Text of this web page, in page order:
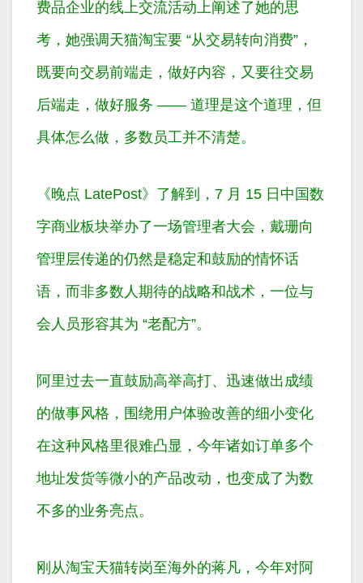
费品企业的线上交流活动上阐述了她的思
考，她强调天猫淘宝要 “从交易转向消费”，
既要向交易前端走，做好内容，又要往交易
后端走，做好服务 —— 道理是这个道理，但
具体怎么做，多数员工并不清楚。
《晚点 LatePost》了解到，7 月 15 日中国数
字商业板块举办了一场管理者大会，戴珊向
管理层传递的仍然是稳定和鼓励的情怀话
语，而非多数人期待的战略和战术，一位与
会人员形容其为 “老配方”。
阿里过去一直鼓励高举高打、迅速做出成绩
的做事风格，围绕用户体验改善的细小变化
在这种风格里很难凸显，今年诸如订单多个
地址发货等微小的产品改动，也变成了为数
不多的业务亮点。
刚从淘宝天猫转岗至海外的蒋凡，今年对阿